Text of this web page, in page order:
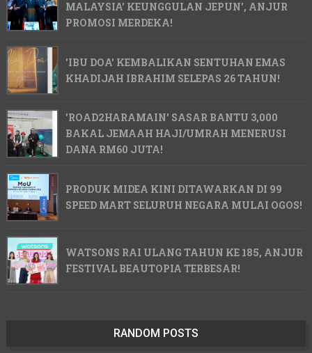
MALAYSIA' KEUNGGULAN JEPUN', ANJUR
PROMOSI MERDEKA!
'IBU DOA' KEMBALIKAN SENTUHAN EMAS
KHADIJAH IBRAHIM SELEPAS 26 TAHUN!
'ROAD2HARAMAIN' SASAR BANTU 3,000
BAKAL JEMAAH HAJI/UMRAH MENERUSI
DANA RM60 JUTA!
PRODUK MIDEA KINI DITAWARKAN DI 99
SPEED MART SELURUH NEGARA MULAI OGOS!
WATSONS RAI ULANG TAHUN KE 185, ANJUR
FESTIVAL BEAUTOPIA TERBESAR!
RANDOM POSTS